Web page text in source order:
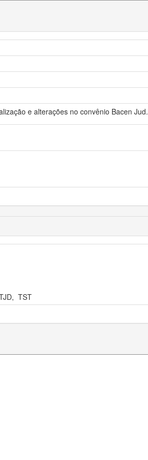
e alterações no convênio Bacen Jud.
, TST